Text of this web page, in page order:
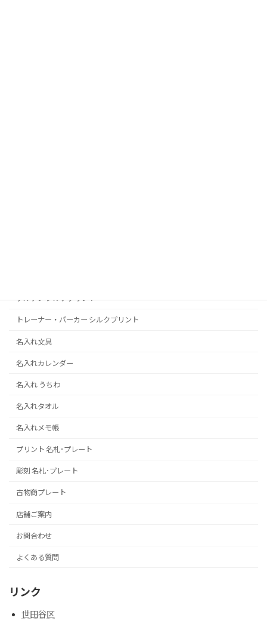
ブルゾン シルクプリント
トレーナー・パーカー シルクプリント
名入れ文具
名入れカレンダー
名入れ うちわ
名入れタオル
名入れメモ帳
プリント 名札･プレート
彫刻 名札･プレート
古物商プレート
店舗ご案内
お問合わせ
よくある質問
リンク
世田谷区